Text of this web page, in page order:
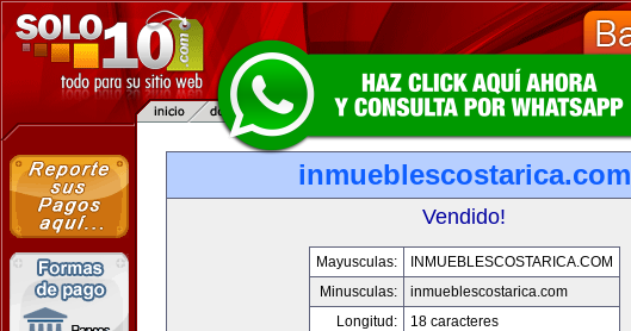
inmueblescostarica.com
Vendido!
Mayusculas:
INMUEBLESCOSTARICA.COM
Minusculas:
inmueblescostarica.com
Longitud:
18 caracteres